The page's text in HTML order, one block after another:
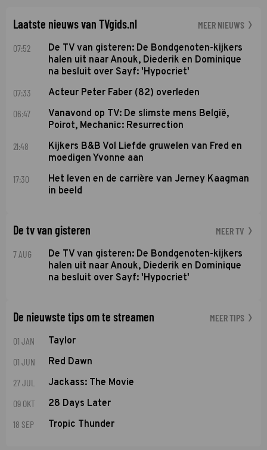
Laatste nieuws van TVgids.nl MEER NIEUWS
07:52
De TV van gisteren: De Bondgenoten-kijkers
halen uit naar Anouk, Diederik en Dominique
na besluit over Sayf: 'Hypocriet'
07:33 Acteur Peter Faber (82) overleden
06:47
Vanavond op TV: De slimste mens België,
Poirot, Mechanic: Resurrection
21:48
Kijkers B&B Vol Liefde gruwelen van Fred en
moedigen Yvonne aan
17:30
Het leven en de carrière van Jerney Kaagman
in beeld
De tv van gisteren MEER TV
7 AUG
De TV van gisteren: De Bondgenoten-kijkers
halen uit naar Anouk, Diederik en Dominique
na besluit over Sayf: 'Hypocriet'
De nieuwste tips om te streamen MEER TIPS
01 JAN Taylor
01 JUN Red Dawn
27 JUL Jackass: The Movie
09 OKT 28 Days Later
18 SEP Tropic Thunder